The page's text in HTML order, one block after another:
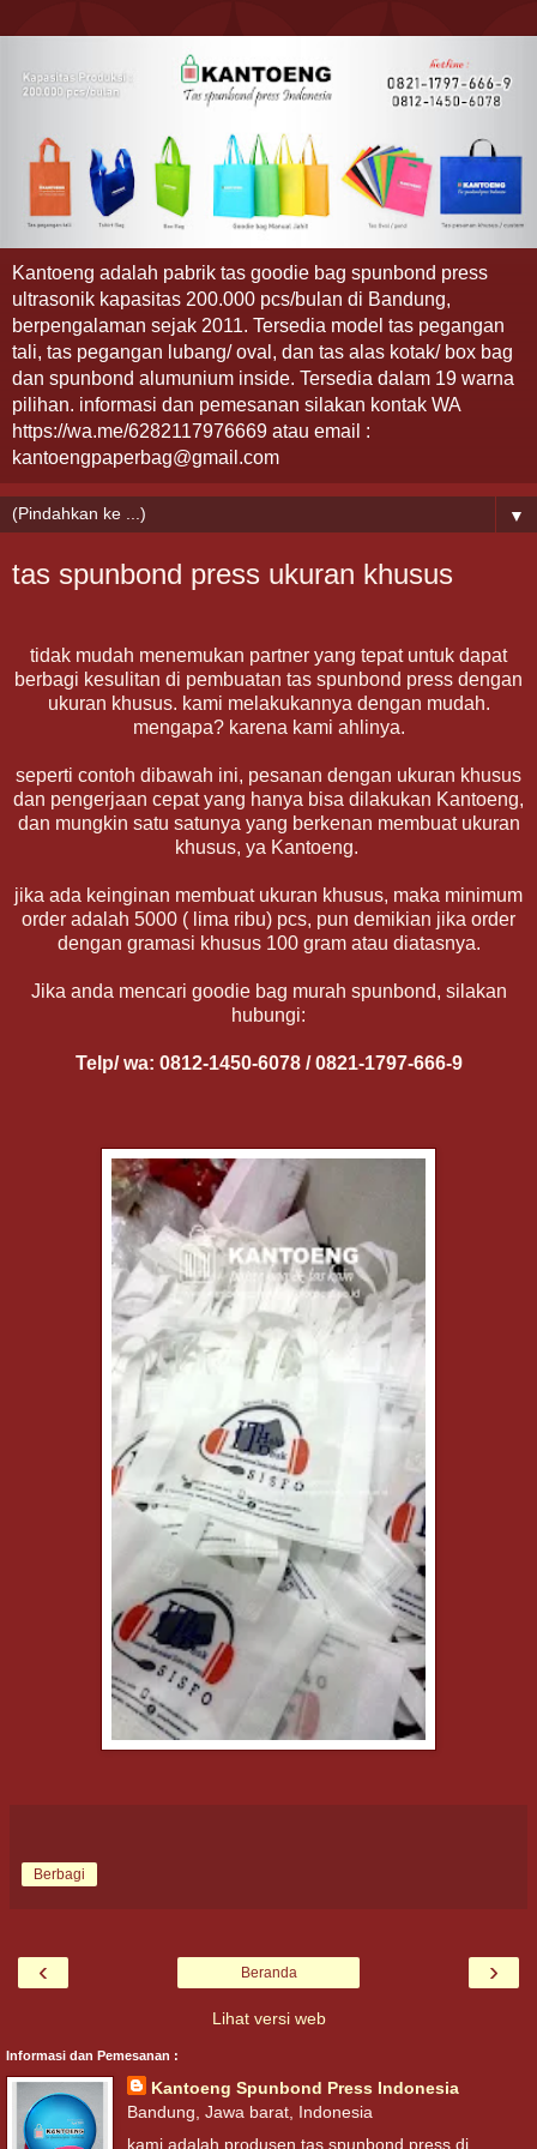
Kantoeng adalah pabrik tas goodie bag spunbond press
ultrasonik kapasitas 200.000 pcs/bulan di Bandung,
berpengalaman sejak 2011. Tersedia model tas pegangan
tali, tas pegangan lubang/ oval, dan tas alas kotak/ box bag
dan spunbond alumunium inside. Tersedia dalam 19 warna
pilihan. informasi dan pemesanan silakan kontak WA
https://wa.me/6282117976669 atau email :
kantoengpaperbag@gmail.com
▼
tas spunbond press ukuran khusus
tidak mudah menemukan partner yang tepat untuk dapat
berbagi kesulitan di pembuatan tas spunbond press dengan
ukuran khusus. kami melakukannya dengan mudah.
mengapa? karena kami ahlinya.
seperti contoh dibawah ini, pesanan dengan ukuran khusus
dan pengerjaan cepat yang hanya bisa dilakukan Kantoeng,
dan mungkin satu satunya yang berkenan membuat ukuran
khusus, ya Kantoeng.
jika ada keinginan membuat ukuran khusus, maka minimum
order adalah 5000 ( lima ribu) pcs, pun demikian jika order
dengan gramasi khusus 100 gram atau diatasnya.
Jika anda mencari goodie bag murah spunbond, silakan
hubungi:
Telp/ wa: 0812-1450-6078 / 0821-1797-666-9
Berbagi
‹ ›
Beranda
Lihat versi web
Informasi dan Pemesanan :
Kantoeng Spunbond Press Indonesia
Bandung, Jawa barat, Indonesia
kami adalah produsen tas spunbond press di